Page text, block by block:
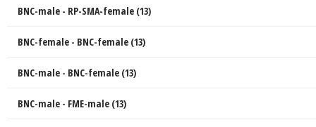
BNC-male - RP-SMA-female (13)
BNC-female - BNC-female (13)
BNC-male - BNC-female (13)
BNC-male - FME-male (13)